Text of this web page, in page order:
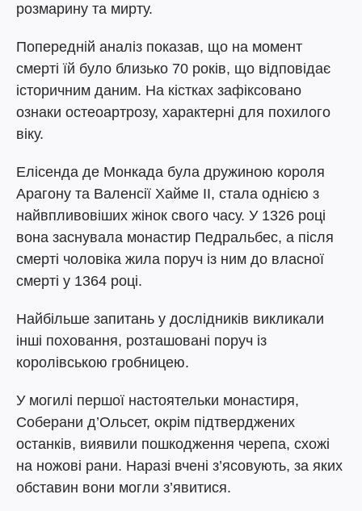
розмарину та мирту.
Попередній аналіз показав, що на момент
смерті їй було близько 70 років, що відповідає
історичним даним. На кістках зафіксовано
ознаки остеоартрозу, характерні для похилого
віку.
Елісенда де Монкада була дружиною короля
Арагону та Валенсії Хайме II, стала однією з
найвпливовіших жінок свого часу. У 1326 році
вона заснувала монастир Педральбес, а після
смерті чоловіка жила поруч із ним до власної
смерті у 1364 році.
Найбільше запитань у дослідників викликали
інші поховання, розташовані поруч із
королівською гробницею.
У могилі першої настоятельки монастиря,
Соберани д’Ольсет, окрім підтверджених
останків, виявили пошкодження черепа, схожі
на ножові рани. Наразі вчені з’ясовують, за яких
обставин вони могли з’явитися.